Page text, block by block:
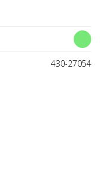
430-27054